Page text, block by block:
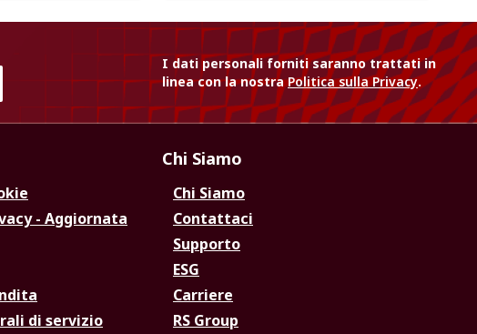
I dati personali forniti saranno trattati in
linea con la nostraPolitica sulla Privacy.
- Aggiornata
di servizio
Chi Siamo
Chi Siamo
Contattaci
Supporto
ESG
Carriere
RS Group